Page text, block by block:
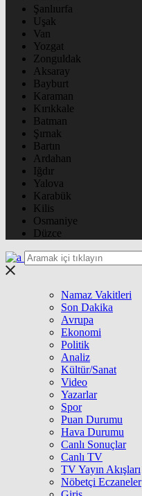
Şanlıurfa
Uşak
Van
Yozgat
Zonguldak
Aksaray
Bayburt
Karaman
Kırıkkale
Batman
Şırnak
Bartın
Ardahan
Iğdır
Yalova
Karabük
Kilis
Osmaniye
Düzce
Namaz Vakitleri
Son Dakika
Avrupa
Ekonomi
Politik
Analiz
Kültür/Sanat
Video
Yazarlar
Spor
Puan Durumu
Hava Durumu
Canlı Sonuçlar
Canlı TV
TV Yayın Akışları
Nöbetçi Eczaneler